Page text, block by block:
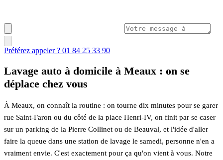
Préférez appeler ? 01 84 25 33 90
Lavage auto à domicile à Meaux : on se
déplace chez vous
À Meaux, on connaît la routine : on tourne dix minutes pour se garer
rue Saint-Faron ou du côté de la place Henri-IV, on finit par se caser
sur un parking de la Pierre Collinet ou de Beauval, et l'idée d'aller
faire la queue dans une station de lavage le samedi, personne n'en a
vraiment envie. C'est exactement pour ça qu'on vient à vous. Notre